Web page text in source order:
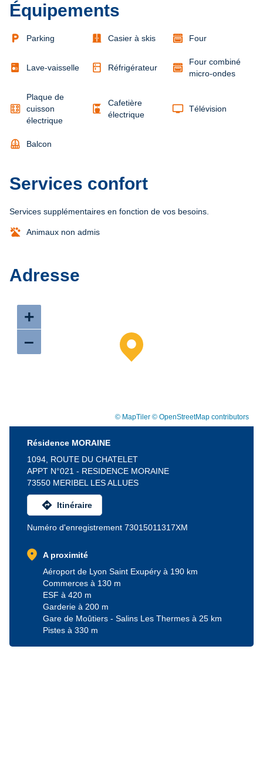
Équipements
local_parking Parking door_sliding Casier à skis Four
Lave-vaisselle kitchen Réfrigérateur
Four combiné
micro-ondes
Plaque de
cuisson
électrique
coffee_maker
Cafetière
électrique
tv Télévision
balcony Balcon
Services confort
Services supplémentaires en fonction de vos besoins.
Animaux non admis
Adresse
+
–
© MapTiler © OpenStreetMap contributors
Résidence MORAINE
1094, ROUTE DU CHATELET
APPT N°021 - RESIDENCE MORAINE
73550 MERIBEL LES ALLUES
directions Itinéraire
Numéro d'enregistrement 73015011317XM
location_on
A proximité
Aéroport de Lyon Saint Exupéry à 190 km
Commerces à 130 m
ESF à 420 m
Garderie à 200 m
Gare de Moûtiers - Salins Les Thermes à 25 km
Pistes à 330 m